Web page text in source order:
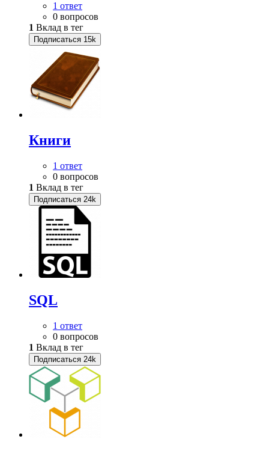
1 ответ
0 вопросов
1 Вклад в тег
Подписаться 15k
Книги
1 ответ
0 вопросов
1 Вклад в тег
Подписаться 24k
SQL
1 ответ
0 вопросов
1 Вклад в тег
Подписаться 24k